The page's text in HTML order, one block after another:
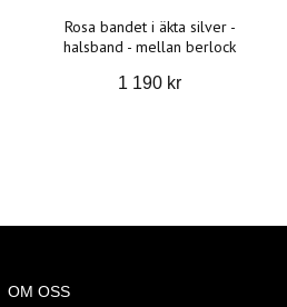
Rosa bandet i äkta silver -
halsband - mellan berlock
1 190 kr
OM OSS